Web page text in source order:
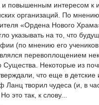
и повышенным интересом к
организаций. По мнению
«Ордена Нового
указывать на то, что
(по мнению его
перевоплощением
Существа. Некоторые из
что еще в детские
творил чудеса (и, в
это так, к слову...